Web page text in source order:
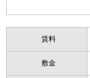
賃料
敷金